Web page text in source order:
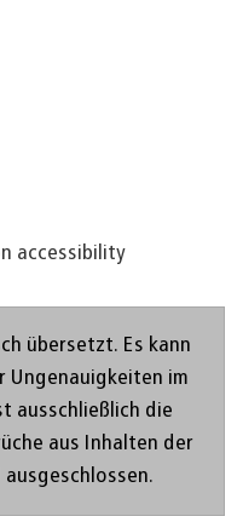
accessibility
übersetzt. Es kann
Ungenauigkeiten im
ausschließlich die
aus Inhalten der